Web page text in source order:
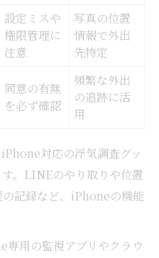
設定ミスや
権限管理に
注意
写真の位置
情報で外出
先特定
同意の有無
を必ず確認
頻繁な外出
の追跡に活
用
対応の浮気調査グッ
。LINEのやり取りや位置
記録など、iPhoneの機能
用の監視アプリやクラウ